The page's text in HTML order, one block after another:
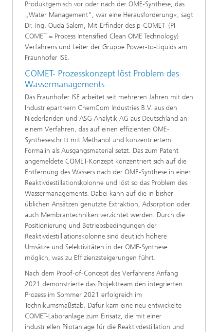
Produktgemisch vor oder nach der OME-Synthese, das
„Water Management“, war eine Herausforderung«, sagt
Dr.-Ing. Ouda Salem, Mit-Erfinder des p-COMET- (PI
COMET = Process Intensified Clean OME Technology)
Verfahrens und Leiter der Gruppe Power-to-Liquids am
Fraunhofer ISE.
COMET- Prozesskonzept löst Problem des
Wassermanagements
Das Fraunhofer ISE arbeitet seit mehreren Jahren mit den
Industriepartnern ChemCom Industries B.V. aus den
Niederlanden und ASG Analytik AG aus Deutschland an
einem Verfahren, das auf einen effizienten OME-
Syntheseschritt mit Methanol und konzentriertem
Formalin als Ausgangsmaterial setzt. Das zum Patent
angemeldete COMET-Konzept konzentriert sich auf die
Entfernung des Wassers nach der OME-Synthese in einer
Reaktivdestillationskolonne und löst so das Problem des
Wassermanagements. Dabei kann auf die in bisher
üblichen Ansätzen genutzte Extraktion, Adsorption oder
auch Membrantechniken verzichtet werden. Durch die
Positionierung und Betriebsbedingungen der
Reaktivdestilllationskolonne sind deutlich höhere
Umsätze und Selektivitäten in der OME-Synthese
möglich, was zu Effizienzsteigerungen führt.
Nach dem Proof-of-Concept des Verfahrens Anfang
2021 demonstrierte das Projektteam den integrierten
Prozess im Sommer 2021 erfolgreich im
Technikumsmaßstab. Dafür kam eine neu entwickelte
COMET-Laboranlage zum Einsatz, die mit einer
industriellen Pilotanlage für die Reaktivdestillation und